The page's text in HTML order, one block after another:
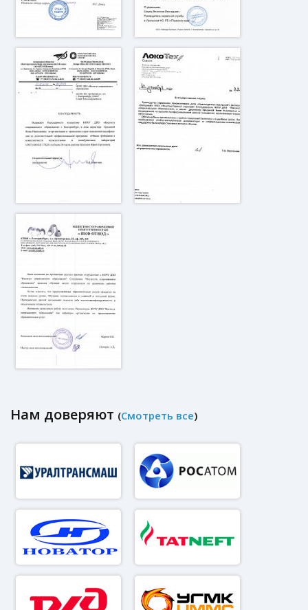
Нам доверяют (Смотреть все)